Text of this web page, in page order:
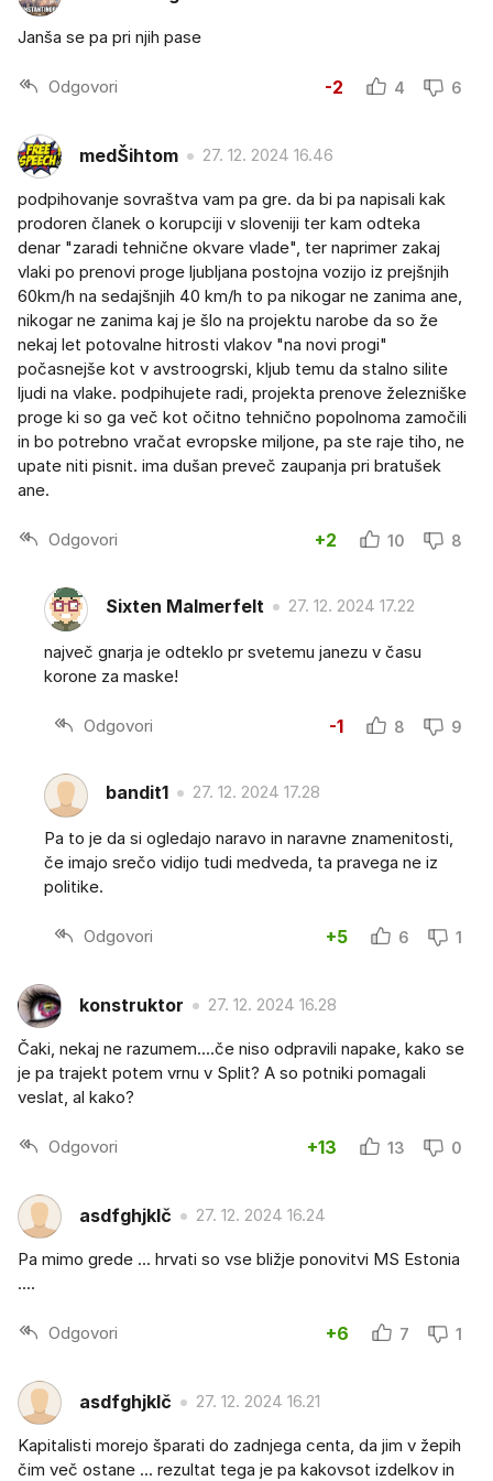
Janša se pa pri njih pase
Odgovori -2 4 6
medŠihtom 27. 12. 2024 16.46
podpihovanje sovraštva vam pa gre. da bi pa napisali kak
prodoren članek o korupciji v sloveniji ter kam odteka
denar "zaradi tehnične okvare vlade", ter naprimer zakaj
vlaki po prenovi proge ljubljana postojna vozijo iz prejšnjih
60km/h na sedajšnjih 40 km/h to pa nikogar ne zanima ane,
nikogar ne zanima kaj je šlo na projektu narobe da so že
nekaj let potovalne hitrosti vlakov "na novi progi"
počasnejše kot v avstroogrski, kljub temu da stalno silite
ljudi na vlake. podpihujete radi, projekta prenove železniške
proge ki so ga več kot očitno tehnično popolnoma zamočili
in bo potrebno vračat evropske miljone, pa ste raje tiho, ne
upate niti pisnit. ima dušan preveč zaupanja pri bratušek
ane.
Odgovori +2 10 8
Sixten Malmerfelt 27. 12. 2024 17.22
največ gnarja je odteklo pr svetemu janezu v času
korone za maske!
Odgovori -1 8 9
bandit1 27. 12. 2024 17.28
Pa to je da si ogledajo naravo in naravne znamenitosti,
če imajo srečo vidijo tudi medveda, ta pravega ne iz
politike.
Odgovori +5 6 1
konstruktor 27. 12. 2024 16.28
Čaki, nekaj ne razumem....če niso odpravili napake, kako se
je pa trajekt potem vrnu v Split? A so potniki pomagali
veslat, al kako?
Odgovori +13 13 0
asdfghjklč 27. 12. 2024 16.24
Pa mimo grede ... hrvati so vse bližje ponovitvi MS Estonia
....
Odgovori +6 7 1
asdfghjklč 27. 12. 2024 16.21
Kapitalisti morejo šparati do zadnjega centa, da jim v žepih
čim več ostane ... rezultat tega je pa kakovsot izdelkov in